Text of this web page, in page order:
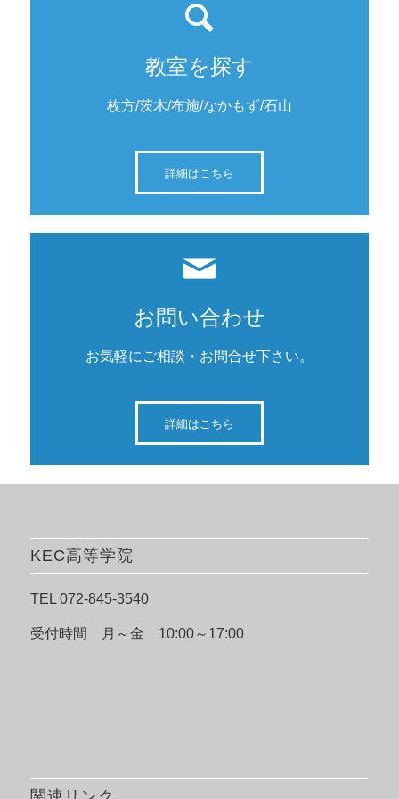
教室を探す
枚方/茨木/布施/なかもず/石山
詳細はこちら
お問い合わせ
お気軽にご相談・お問合せ下さい。
詳細はこちら
KEC高等学院
TEL 072-845-3540
受付時間 月～金 10:00～17:00